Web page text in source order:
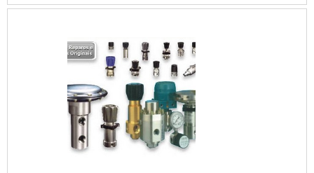
torque, tensionadores, sistemas de
Engates rápidos para água o material mais
correto certamente é o aço inoxidável, por
sua baixa contaminação com a água, sendo
atóxicoINFORMAÇÕES QUE PRECISAM SER
DESTAC.